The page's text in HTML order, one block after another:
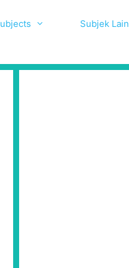
Subjek Lain